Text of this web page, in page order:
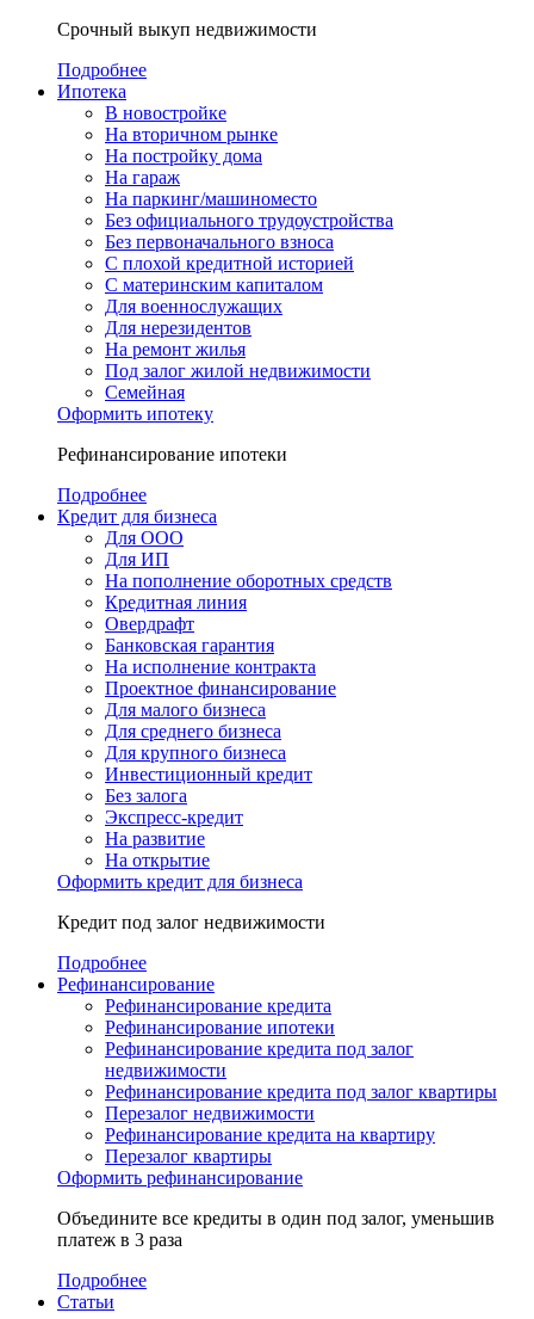
Срочный выкуп недвижимости
Подробнее
Ипотека
В новостройке
На вторичном рынке
На постройку дома
На гараж
На паркинг/машиноместо
Без официального трудоустройства
Без первоначального взноса
С плохой кредитной историей
С материнским капиталом
Для военнослужащих
Для нерезидентов
На ремонт жилья
Под залог жилой недвижимости
Семейная
Оформить ипотеку
Рефинансирование ипотеки
Подробнее
Кредит для бизнеса
Для ООО
Для ИП
На пополнение оборотных средств
Кредитная линия
Овердрафт
Банковская гарантия
На исполнение контракта
Проектное финансирование
Для малого бизнеса
Для среднего бизнеса
Для крупного бизнеса
Инвестиционный кредит
Без залога
Экспресс-кредит
На развитие
На открытие
Оформить кредит для бизнеса
Кредит под залог недвижимости
Подробнее
Рефинансирование
Рефинансирование кредита
Рефинансирование ипотеки
Рефинансирование кредита под залог
недвижимости
Рефинансирование кредита под залог квартиры
Перезалог недвижимости
Рефинансирование кредита на квартиру
Перезалог квартиры
Оформить рефинансирование
Объедините все кредиты в один под залог, уменьшив
платеж в 3 раза
Подробнее
Статьи